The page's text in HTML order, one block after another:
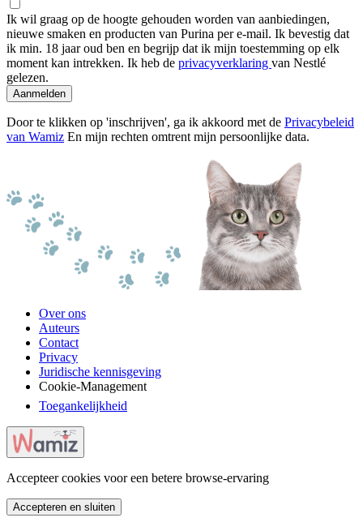
Ik wil graag op de hoogte gehouden worden van aanbiedingen,
nieuwe smaken en producten van Purina per e-mail. Ik bevestig dat
ik min. 18 jaar oud ben en begrijp dat ik mijn toestemming op elk
moment kan intrekken. Ik heb de privacyverklaring van Nestlé
gelezen.
Aanmelden
Door te klikken op 'inschrijven', ga ik akkoord met de Privacybeleid
van Wamiz En mijn rechten omtrent mijn persoonlijke data.
Over ons
Auteurs
Contact
Privacy
Juridische kennisgeving
Cookie-Management
Toegankelijkheid
Accepteer cookies voor een betere browse-ervaring
Accepteren en sluiten